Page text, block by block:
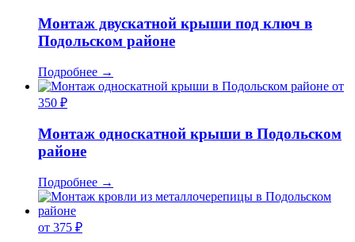
Монтаж двускатной крыши под ключ в
Подольском районе
Подробнее →
от
350 ₽
Монтаж односкатной крыши в Подольском
районе
Подробнее →
от 375 ₽